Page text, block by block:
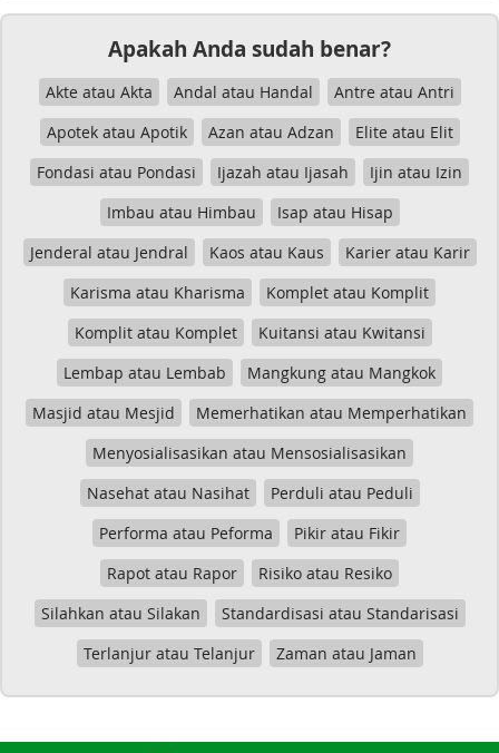
Apakah Anda sudah benar?
Akte atau Akta Andal atau Handal
Antre atau Antri
Apotek atau Apotik
Azan atau Adzan
Elite atau Elit
Fondasi atau Pondasi
Ijazah atau Ijasah
Ijin atau Izin
Imbau atau Himbau
Isap atau Hisap
Jenderal atau Jendral
Kaos atau Kaus
Karier atau Karir
Karisma atau Kharisma
Komplet atau Komplit
Komplit atau Komplet
Kuitansi atau Kwitansi
Lembap atau Lembab
Mangkung atau Mangkok
Masjid atau Mesjid
Memerhatikan atau Memperhatikan
Menyosialisasikan atau Mensosialisasikan
Nasehat atau Nasihat
Perduli atau Peduli
Performa atau Peforma
Pikir atau Fikir
Rapot atau Rapor
Risiko atau Resiko
Silahkan atau Silakan
Standardisasi atau Standarisasi
Terlanjur atau Telanjur
Zaman atau Jaman